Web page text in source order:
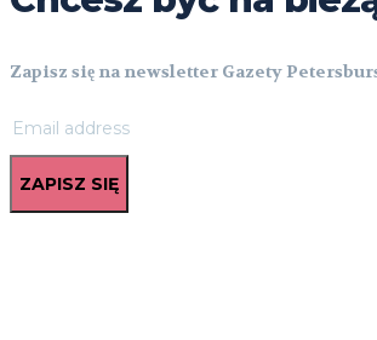
Zapisz się na newsletter Gazety
ZAPISZ SIĘ